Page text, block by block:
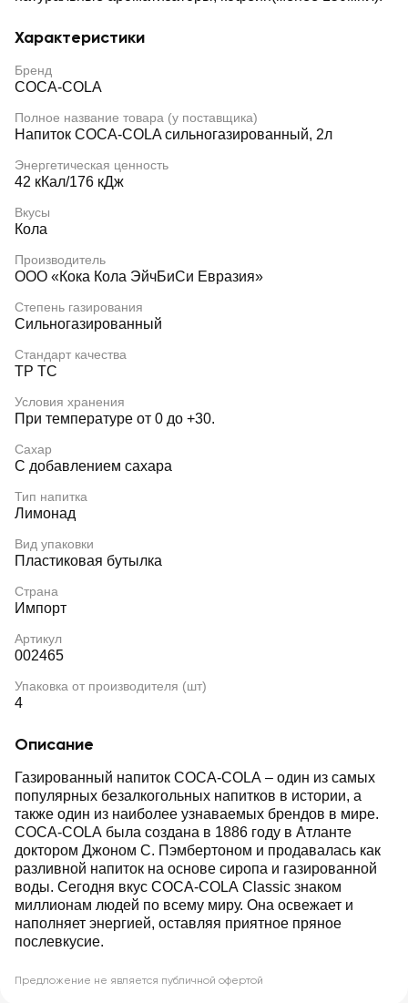
Характеристики
Бренд
COCA-COLA
Полное название товара (у поставщика)
Напиток COCA-COLA сильногазированный, 2л
Энергетическая ценность
42 кКал/176 кДж
Вкусы
Кола
Производитель
ООО «Кока Кола ЭйчБиСи Евразия»
Степень газирования
Сильногазированный
Стандарт качества
ТР ТС
Условия хранения
При температуре от 0 до +30.
Сахар
С добавлением сахара
Тип напитка
Лимонад
Вид упаковки
Пластиковая бутылка
Страна
Импорт
Артикул
002465
Упаковка от производителя (шт)
4
Описание
Газированный напиток COCA-COLA – один из самых
популярных безалкогольных напитков в истории, а
также один из наиболее узнаваемых брендов в мире.
COCA-COLA была создана в 1886 году в Атланте
доктором Джоном С. Пэмбертоном и продавалась как
разливной напиток на основе сиропа и газированной
воды. Сегодня вкус COCA-COLA Classic знаком
миллионам людей по всему миру. Она освежает и
наполняет энергией, оставляя приятное пряное
послевкусие.
Предложение не является публичной офертой